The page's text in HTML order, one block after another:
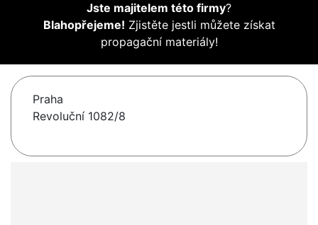
Jste majitelem této firmy?
Blahopřejeme! Zjistěte jestli můžete získat
propagační materiály!
Praha
Revoluční 1082/8